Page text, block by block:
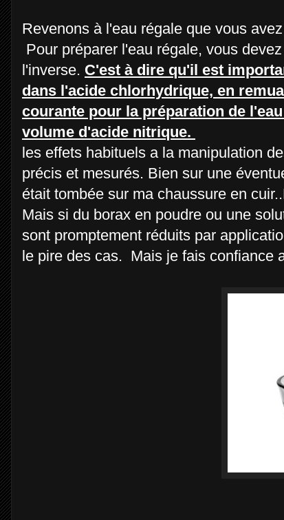
Revenons à l'eau régale que vous
Pour préparer l'eau régale, vous
l'inverse. C'est à dire qu'il est
dans l'acide chlorhydrique, en
courante pour la préparation de
volume d'acide nitrique.
les effets habituels a la manipulation
précis et mesurés. Bien sur une
était tombée sur ma chaussure en
Mais si du borax en poudre ou une
sont promptement réduits par
le pire des cas. Mais je fais confiance